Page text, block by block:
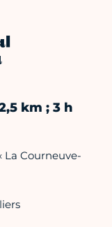
km ; 3 h
La Courneuve-